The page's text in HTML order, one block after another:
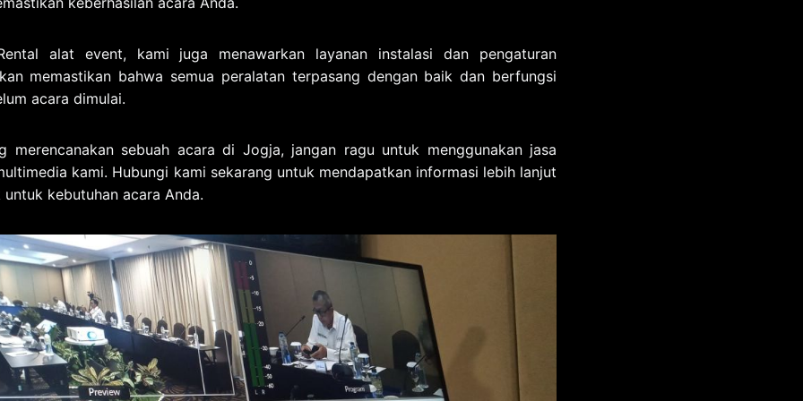
alat event, kami juga menawarkan layanan instalasi dan pengaturan
memastikan bahwa semua peralatan terpasang dengan baik dan berfungsi
acara dimulai.
merencanakan sebuah acara di Jogja, jangan ragu untuk menggunakan jasa
kami. Hubungi kami sekarang untuk mendapatkan informasi lebih lanjut
kebutuhan acara Anda.